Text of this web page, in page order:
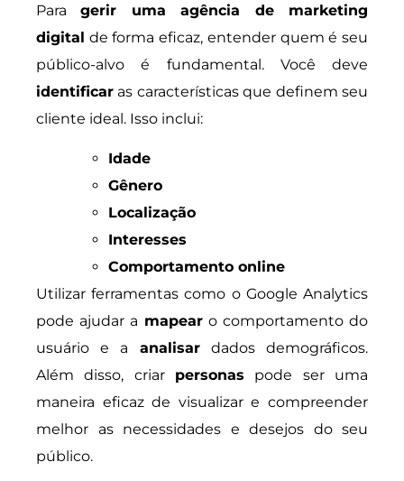
Paragerir uma agência de marketing
digital de forma eficaz, entender quem é seu
público-alvo é fundamental. Você deve
identificar as características que definem seu
cliente ideal. Isso inclui:
Idade
Gênero
Localização
Interesses
Comportamento online
Utilizar ferramentas como o Google Analytics
pode ajudar a mapearo comportamento do
usuário e a analisardados demográficos.
Além disso, criar personas pode ser uma
maneira eficaz de visualizar e compreender
melhor as necessidades e desejos do seu
público.